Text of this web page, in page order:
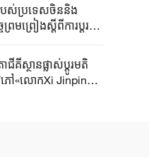
បស់ប្រទេសចិននិង
រមព្រៀងស្តីពីការប្តូរ
ៅមក
គីស្ថានផ្លាស់ប្តូរមតិ
«លោកXi Jinping៖